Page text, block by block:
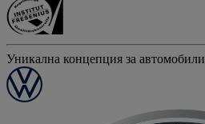
Уникална концепция за автомобили